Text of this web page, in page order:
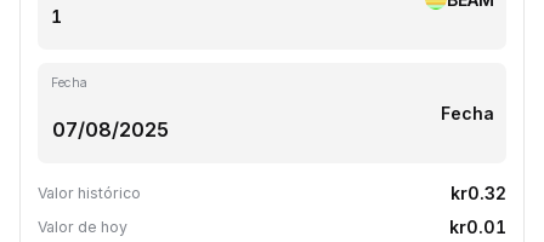
Fecha
Fecha
Valor histórico kr0.32
Valor de hoy kr0.01